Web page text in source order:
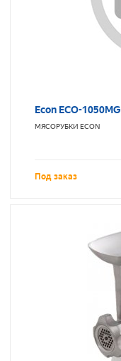
Econ ECO-1050MG
МЯСОРУБКИ ECON
Под заказ